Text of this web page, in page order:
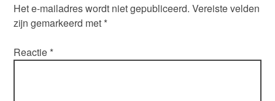
Het e-mailadres wordt niet gepubliceerd. Vereiste velden
zijn gemarkeerd met *
Reactie *